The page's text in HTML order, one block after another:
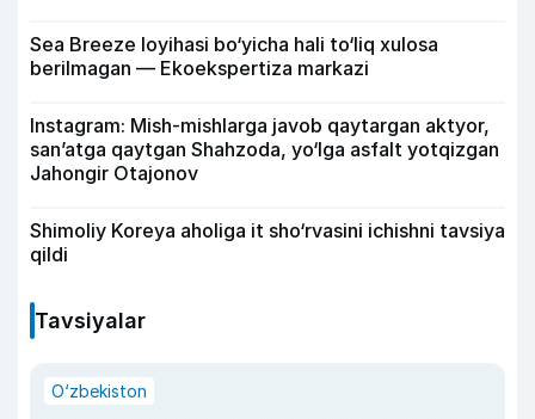
Sea Breeze loyihasi bo‘yicha hali to‘liq xulosa
berilmagan — Ekoekspertiza markazi
Instagram: Mish-mishlarga javob qaytargan aktyor,
san’atga qaytgan Shahzoda, yo‘lga asfalt yotqizgan
Jahongir Otajonov
Shimoliy Koreya aholiga it sho‘rvasini ichishni tavsiya
qildi
Tavsiyalar
O‘zbekiston